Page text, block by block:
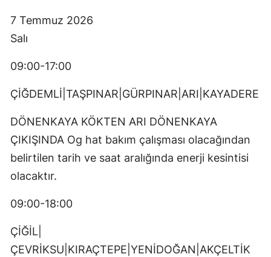
7 Temmuz 2026
Salı
09:00-17:00
ÇİĞDEMLİ|TAŞPINAR|GÜRPINAR|ARI|KAYADERE
DÖNENKAYA KÖKTEN ARI DÖNENKAYA
ÇIKIŞINDA Og hat bakım çalışması olacağından
belirtilen tarih ve saat aralığında enerji kesintisi
olacaktır.
09:00-18:00
ÇİĞİL|
ÇEVRİKSU|KIRAÇTEPE|YENİDOĞAN|AKÇELTİK